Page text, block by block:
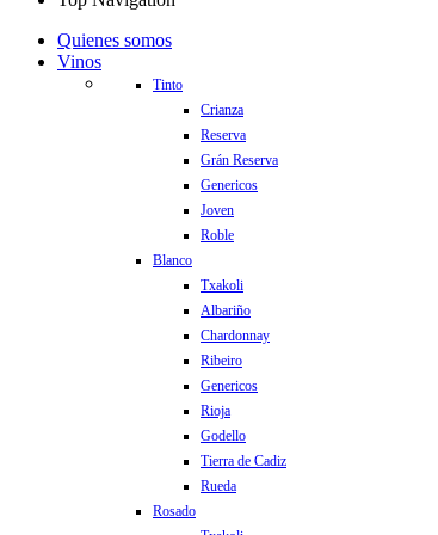
Quienes somos
Vinos
Tinto
Crianza
Reserva
Grán Reserva
Genericos
Joven
Roble
Blanco
Txakoli
Albariño
Chardonnay
Ribeiro
Genericos
Rioja
Godello
Tierra de Cadiz
Rueda
Rosado